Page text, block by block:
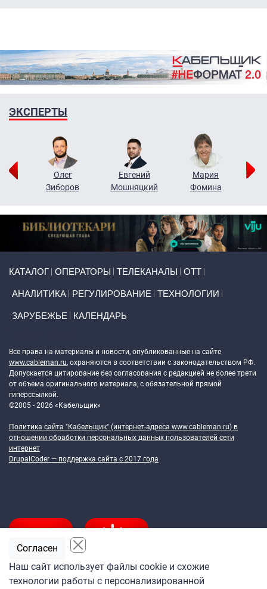
ЭКСПЕРТЫ
Олег
Зиборов
Евгений
Мошняцкий
Мария
Фомина
КАТАЛОГ ОПЕРАТОРЫ ТЕЛЕКАНАЛЫ ОТТ
АНАЛИТИКА РЕГУЛИРОВАНИЕ ТЕХНОЛОГИИ
ЗАРУБЕЖЬЕ КАЛЕНДАРЬ
Все права на материалы и новости, опубликованные на сайте
www.cableman.ru, охраняются в соответствии с законодательством РФ.
Допускается цитирование без согласования с редакцией не более трети
от объема оригинального материала, с обязательной прямой
гиперссылкой.
©2005 - 2026 «Кабельщик»
Политика сайта "Кабельщик" (интернет-адреса www.cableman.ru) в
отношении обработки персональных данных пользователей сети
интернет
DrupalCoder — поддержка сайта c 2017 года
Наш сайт использует файлы cookie и схожие
технологии работы с персонализированной
Согласен